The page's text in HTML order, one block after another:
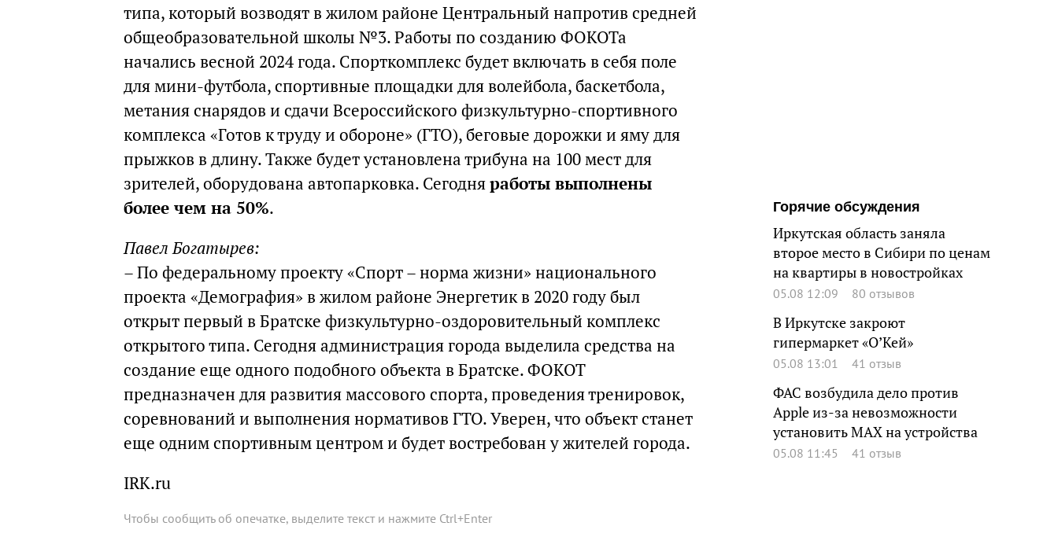
типа, который возводят в жилом районе Центральный напротив средней
общеобразовательной школы №3. Работы по созданию ФОКОТа
начались весной 2024 года. Спорткомплекс будет включать в себя поле
для мини-футбола, спортивные площадки для волейбола, баскетбола,
метания снарядов и сдачи Всероссийского физкультурно-спортивного
комплекса «Готов к труду и обороне» (ГТО), беговые дорожки и яму для
прыжков в длину. Также будет установлена трибуна на 100 мест для
зрителей, оборудована автопарковка. Сегодняработы выполнены
более чем на 50%.
Павел Богатырев:
– По федеральному проекту «Спорт – норма жизни» национального
проекта «Демография» в жилом районе Энергетик в 2020 году был
открыт первый в Братске физкультурно-оздоровительный комплекс
открытого типа. Сегодня администрация города выделила средства на
создание еще одного подобного объекта в Братске. ФОКОТ
предназначен для развития массового спорта, проведения тренировок,
соревнований и выполнения нормативов ГТО. Уверен, что объект станет
еще одним спортивным центром и будет востребован у жителей города.
IRK.ru
Чтобы сообщить об опечатке, выделите текст и нажмите Ctrl+Enter
Горячие обсуждения
Иркутская область заняла
второе место в Сибири по ценам
на квартиры в новостройках
05.08 12:09 80 отзывов
В Иркутске закроют
гипермаркет «О’Кей»
05.08 13:01 41 отзыв
ФАС возбудила дело против
Apple из-за невозможности
установить MAX на устройства
05.08 11:45 41 отзыв